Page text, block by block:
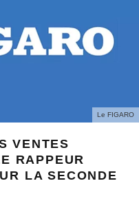
Le FIGARO
VENTES
RAPPEUR
LA SECONDE